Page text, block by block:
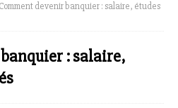
Comment devenir banquier : salaire, études
: salaire,